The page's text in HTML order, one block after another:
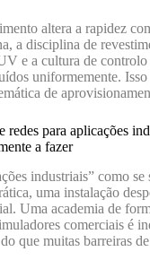
altera a rapidez
a disciplina de
e a cultura de controlo
uniformemente.
de
redes para aplicações
a fazer
industriais” como se
uma instalação
Uma academia de
comerciais é
que muitas barreiras